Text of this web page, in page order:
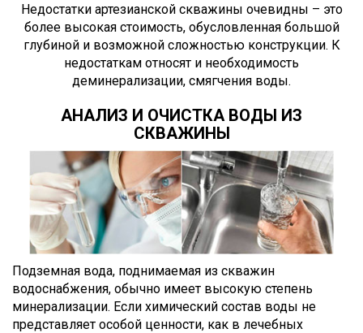
Недостатки артезианской скважины очевидны – это
более высокая стоимость, обусловленная большой
глубиной и возможной сложностью конструкции. К
недостаткам относят и необходимость
деминерализации, смягчения воды.
АНАЛИЗ И ОЧИСТКА ВОДЫ ИЗ
СКВАЖИНЫ
Подземная вода, поднимаемая из скважин
водоснабжения, обычно имеет высокую степень
минерализации. Если химический состав воды не
представляет особой ценности, как в лечебных